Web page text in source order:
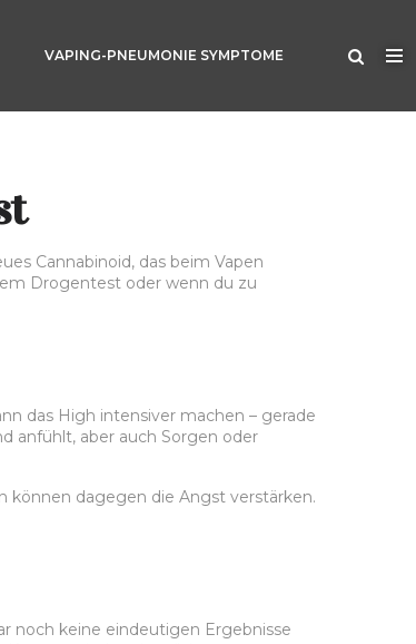
VAPING-PNEUMONIE SYMPTOME
Cannabinoid, das beim Vapen
Drogentest oder wenn du zu
das High intensiver machen – gerade
anfühlt, aber auch Sorgen oder
können dagegen die Angst verstärken.
noch keine eindeutigen Ergebnisse